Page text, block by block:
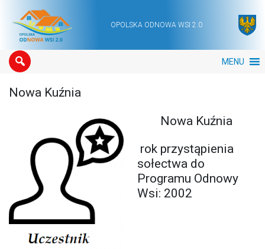
Main NavigationOPOLSKA ODNOWA WSI 2.0
MENU
Nowa Kuźnia
Nowa Kuźnia
rok przystąpienia
sołectwa do
Programu Odnowy
Wsi: 2002